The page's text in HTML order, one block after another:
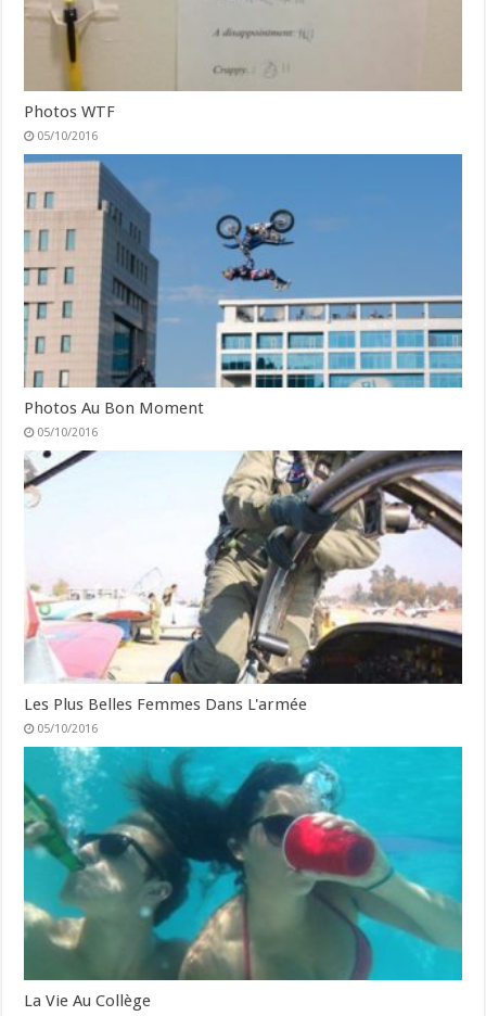
Photos WTF
05/10/2016
Photos Au Bon Moment
05/10/2016
Les Plus Belles Femmes Dans L'armée
05/10/2016
La Vie Au Collège